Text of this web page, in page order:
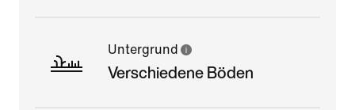
Untergrund
Verschiedene Böden